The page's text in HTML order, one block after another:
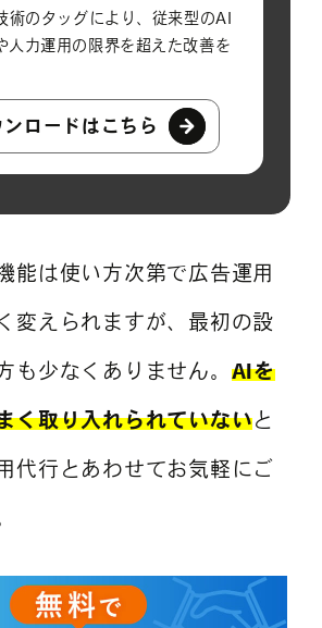
のタッグにより、従来型のAI
人力運用の限界を超えた改善を
ンロードはこちら
能は使い方次第で広告運用
変えられますが、最初の設
も少なくありません。 AIを
く取り入れられていないと
代行とあわせてお気軽にご